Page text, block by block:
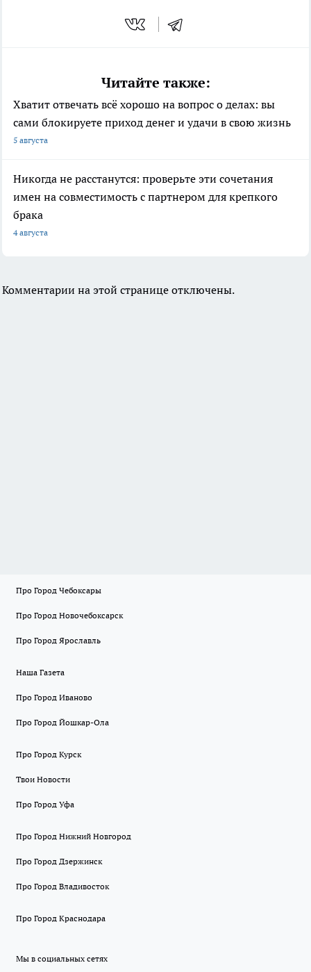
Читайте также:
Хватит отвечать всё хорошо на вопрос о делах: вы
сами блокируете приход денег и удачи в свою жизнь
5 августа
Никогда не расстанутся: проверьте эти сочетания
имен на совместимость с партнером для крепкого
брака
4 августа
Комментарии на этой странице отключены.
Про Город Чебоксары
Про Город Новочебоксарск
Про Город Ярославль
Наша Газета
Про Город Иваново
Про Город Йошкар-Ола
Про Город Курск
Твои Новости
Про Город Уфа
Про Город Нижний Новгород
Про Город Дзержинск
Про Город Владивосток
Про Город Краснодара
Мы в социальных сетях